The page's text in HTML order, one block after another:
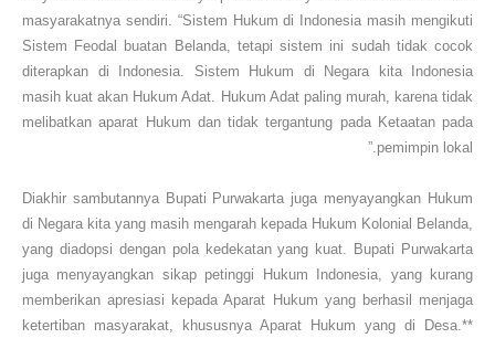
masyarakatnya sendiri. “Sistem Hukum di Indonesia masih mengikuti
Sistem Feodal buatan Belanda, tetapi sistem ini sudah tidak cocok
diterapkan di Indonesia. Sistem Hukum di Negara kita Indonesia
masih kuat akan Hukum Adat. Hukum Adat paling murah, karena tidak
melibatkan aparat Hukum dan tidak tergantung pada Ketaatan pada
pemimpin lokal.”
Diakhir sambutannya Bupati Purwakarta juga menyayangkan Hukum
di Negara kita yang masih mengarah kepada Hukum Kolonial Belanda,
yang diadopsi dengan pola kedekatan yang kuat. Bupati Purwakarta
juga menyayangkan sikap petinggi Hukum Indonesia, yang kurang
memberikan apresiasi kepada Aparat Hukum yang berhasil menjaga
ketertiban masyarakat, khususnya Aparat Hukum yang di Desa.**